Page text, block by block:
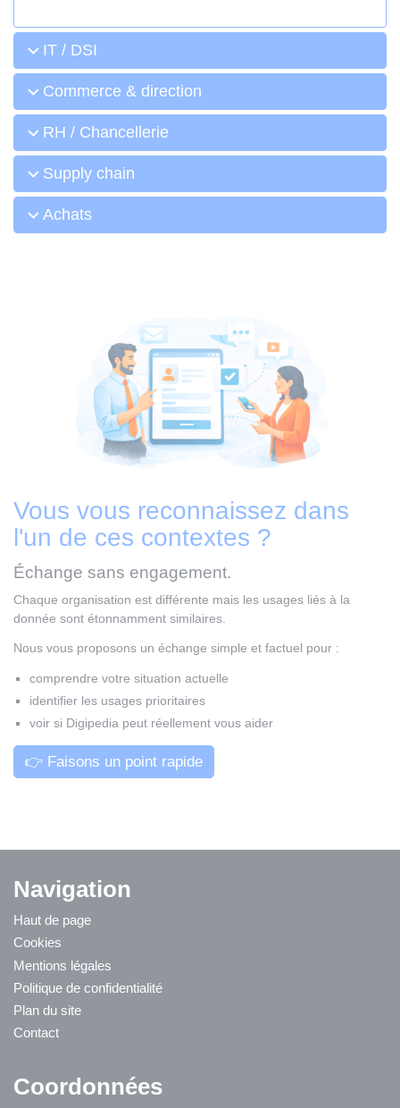
IT / DSI
Commerce & direction
RH / Chancellerie
Supply chain
Achats
Vous vous reconnaissez dans
l'un de ces contextes ?
Échange sans engagement.
Chaque organisation est différente mais les usages liés à la
donnée sont étonnamment similaires.
Nous vous proposons un échange simple et factuel pour :
comprendre votre situation actuelle
identifier les usages prioritaires
voir si Digipedia peut réellement vous aider
👉 Faisons un point rapide
Navigation
Haut de page
Cookies
Mentions légales
Politique de confidentialité
Plan du site
Contact
Coordonnées